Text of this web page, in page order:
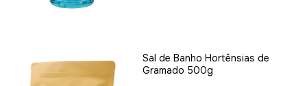
Sal de Banho Hortênsias de
Gramado 500g